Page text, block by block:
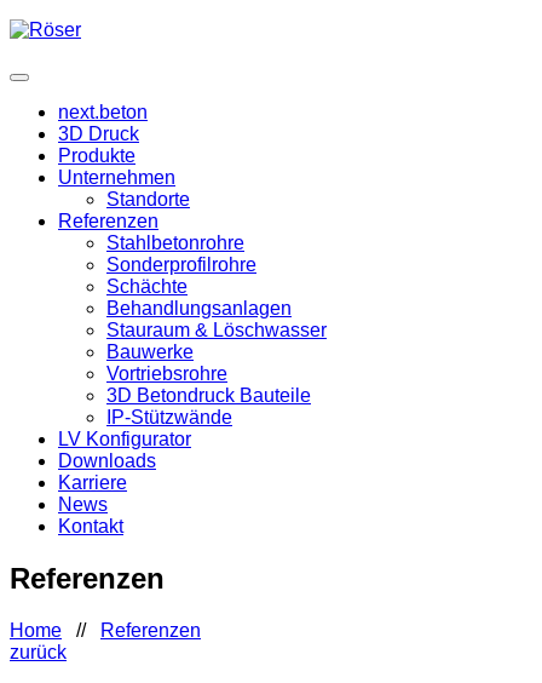
next.beton
3D Druck
Produkte
Unternehmen
Standorte
Referenzen
Stahlbetonrohre
Sonderprofilrohre
Schächte
Behandlungsanlagen
Stauraum & Löschwasser
Bauwerke
Vortriebsrohre
3D Betondruck Bauteile
IP-Stützwände
LV Konfigurator
Downloads
Karriere
News
Kontakt
Referenzen
Home //
Referenzen
zurück